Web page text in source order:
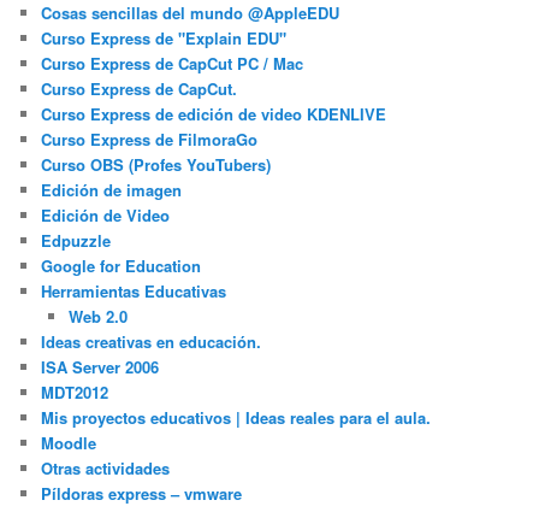
Cosas sencillas del mundo @AppleEDU
Curso Express de "Explain EDU"
Curso Express de CapCut PC / Mac
Curso Express de CapCut.
Curso Express de edición de video KDENLIVE
Curso Express de FilmoraGo
Curso OBS (Profes YouTubers)
Edición de imagen
Edición de Video
Edpuzzle
Google for Education
Herramientas Educativas
Web 2.0
Ideas creativas en educación.
ISA Server 2006
MDT2012
Mis proyectos educativos | Ideas reales para el aula.
Moodle
Otras actividades
Píldoras express – vmware